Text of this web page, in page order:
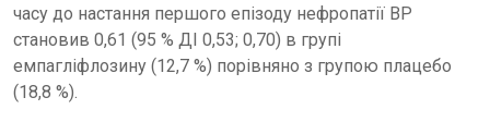
часу до настання першого епізоду нефропатії ВР
становив 0,61 (95 % ДІ 0,53; 0,70) в групі
емпагліфлозину (12,7 %) порівняно з групою плацебо
(18,8 %).